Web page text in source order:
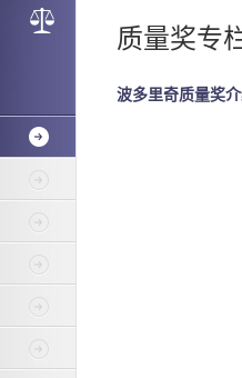
质量奖专
波多里奇质量奖